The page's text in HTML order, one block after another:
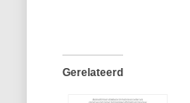
Gerelateerd